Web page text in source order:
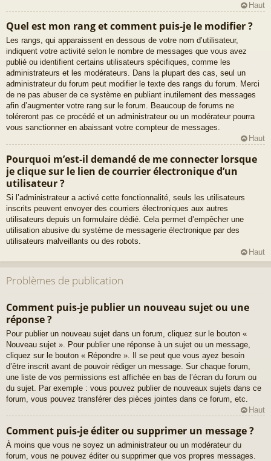
Haut
Quel est mon rang et comment puis-je le modifier ?
Les rangs, qui apparaissent en dessous de votre nom d’utilisateur,
indiquent votre activité selon le nombre de messages que vous avez
publié ou identifient certains utilisateurs spécifiques, comme les
administrateurs et les modérateurs. Dans la plupart des cas, seul un
administrateur du forum peut modifier le texte des rangs du forum. Merci
de ne pas abuser de ce système en publiant inutilement des messages
afin d’augmenter votre rang sur le forum. Beaucoup de forums ne
toléreront pas ce procédé et un administrateur ou un modérateur pourra
vous sanctionner en abaissant votre compteur de messages.
Haut
Pourquoi m’est-il demandé de me connecter lorsque
je clique sur le lien de courrier électronique d’un
utilisateur ?
Si l’administrateur a activé cette fonctionnalité, seuls les utilisateurs
inscrits peuvent envoyer des courriers électroniques aux autres
utilisateurs depuis un formulaire dédié. Cela permet d’empêcher une
utilisation abusive du système de messagerie électronique par des
utilisateurs malveillants ou des robots.
Haut
Problèmes de publication
Comment puis-je publier un nouveau sujet ou une
réponse ?
Pour publier un nouveau sujet dans un forum, cliquez sur le bouton «
Nouveau sujet ». Pour publier une réponse à un sujet ou un message,
cliquez sur le bouton « Répondre ». Il se peut que vous ayez besoin
d’être inscrit avant de pouvoir rédiger un message. Sur chaque forum,
une liste de vos permissions est affichée en bas de l’écran du forum ou
du sujet. Par exemple : vous pouvez publier de nouveaux sujets dans ce
forum, vous pouvez transférer des pièces jointes dans ce forum, etc.
Haut
Comment puis-je éditer ou supprimer un message ?
À moins que vous ne soyez un administrateur ou un modérateur du
forum, vous ne pouvez éditer ou supprimer que vos propres messages.